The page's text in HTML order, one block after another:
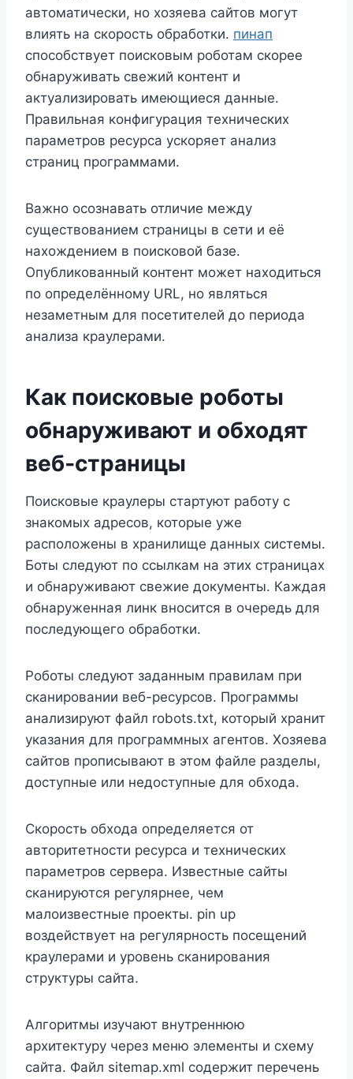
автоматически, но хозяева сайтов могут
влиять на скорость обработки. пинап
способствует поисковым роботам скорее
обнаруживать свежий контент и
актуализировать имеющиеся данные.
Правильная конфигурация технических
параметров ресурса ускоряет анализ
страниц программами.
Важно осознавать отличие между
существованием страницы в сети и её
нахождением в поисковой базе.
Опубликованный контент может находиться
по определённому URL, но являться
незаметным для посетителей до периода
анализа краулерами.
Как поисковые роботы
обнаруживают и обходят
веб‑страницы
Поисковые краулеры стартуют работу с
знакомых адресов, которые уже
расположены в хранилище данных системы.
Боты следуют по ссылкам на этих страницах
и обнаруживают свежие документы. Каждая
обнаруженная линк вносится в очередь для
последующего обработки.
Роботы следуют заданным правилам при
сканировании веб-ресурсов. Программы
анализируют файл robots.txt, который хранит
указания для программных агентов. Хозяева
сайтов прописывают в этом файле разделы,
доступные или недоступные для обхода.
Скорость обхода определяется от
авторитетности ресурса и технических
параметров сервера. Известные сайты
сканируются регулярнее, чем
малоизвестные проекты. pin up
воздействует на регулярность посещений
краулерами и уровень сканирования
структуры сайта.
Алгоритмы изучают внутреннюю
архитектуру через меню элементы и схему
сайта. Файл sitemap.xml содержит перечень